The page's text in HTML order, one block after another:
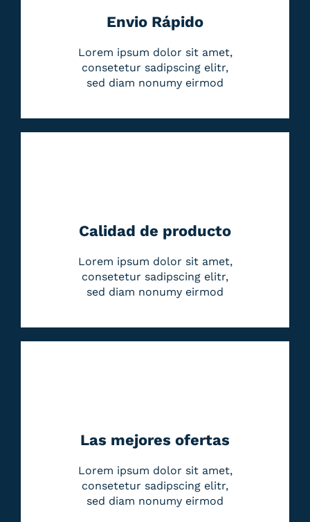
Envio Rápido
Lorem ipsum dolor sit amet,
consetetur sadipscing elitr,
sed diam nonumy eirmod
Calidad de producto
Lorem ipsum dolor sit amet,
consetetur sadipscing elitr,
sed diam nonumy eirmod
Las mejores ofertas
Lorem ipsum dolor sit amet,
consetetur sadipscing elitr,
sed diam nonumy eirmod